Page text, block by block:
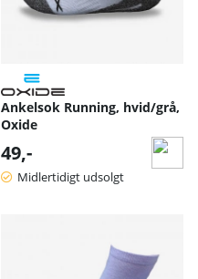
Ankelsok Running, hvid/grå,
Oxide
49,-
Midlertidigt udsolgt